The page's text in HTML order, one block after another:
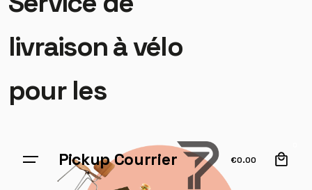
Pickup Courrier €0.00
livraison à vélo
pour les